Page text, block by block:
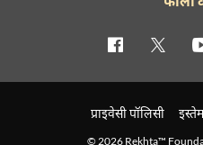
प्राइवेसी पॉलिसी
© 2026 Rekhta™